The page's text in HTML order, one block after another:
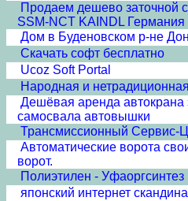
Продаем дешево заточной
SSM-NCT KAINDL Германия
Дом в Буденовском р-не
Скачать софт бесплатно
Ucoz Soft Portal
Народная и
Дешёвая аренда автокрана
самосвала автовышки
Трансмиссионный Сервис-
Автоматические ворота
ворот.
Полиэтилен - Уфаоргсинтез
японский интернет